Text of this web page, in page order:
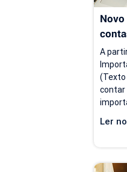
A
(Texto
contar
Ler